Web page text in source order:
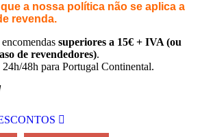
a nossa política não se aplica a
revenda.
superiores a 15€ + IVA (ou
de revendedores).
24h/48h para Portugal Continental.